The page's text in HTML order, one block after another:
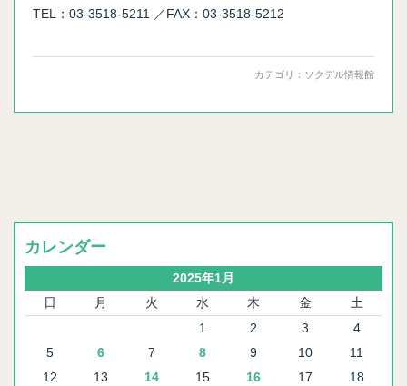
TEL：03-3518-5211 ／FAX：03-3518-5212
カテゴリ： ソクデル情報館
カレンダー
2025年1月
日
月 火 水 木 金 土
1 2 3
4
5
6 7 8 9 10
11
12
13 14 15 16 17
18